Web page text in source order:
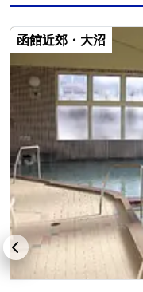
函館近郊・大沼